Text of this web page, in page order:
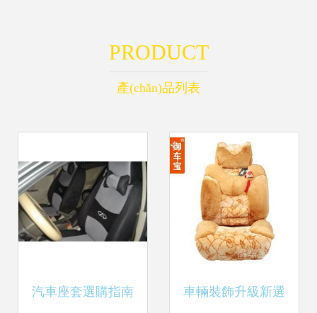
PRODUCT
產(chǎn)品列表
汽車座套選購指南 車輛裝飾升級新選